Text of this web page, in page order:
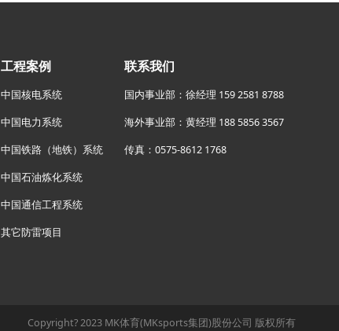
工程案例
中国核电系统
中国电力系统
中国铁路（地铁）系统
中国石油炼化系统
中国通信工程系统
其它防雷项目
联系我们
国内事业部：徐经理 159 2581 8788
海外事业部：黄经理 188 5856 3567
传真：0575-8612 1768
Copyright? 2023 MK体育(MKsports集团)股份公司 版权所有